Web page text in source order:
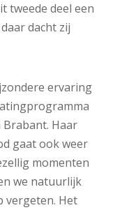
tweede deel een
dacht zij
ervaring
Haar
gaat ook weer
momenten
we natuurlijk
vergeten. Het